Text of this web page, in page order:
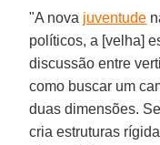
"A nova juventude
políticos, a [velha]
discussão entre
como buscar um
duas dimensões.
cria estruturas